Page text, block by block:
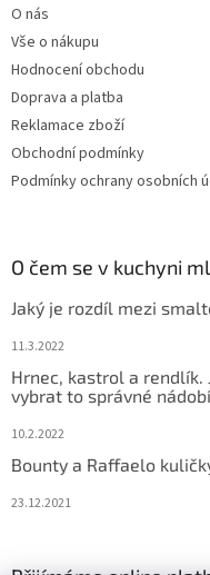
O nás
Vše o nákupu
Hodnocení obchodu
Doprava a platba
Reklamace zboží
Obchodní podmínky
Podmínky ochrany osobních
O čem se v kuchyni
Jaký je rozdíl mezi
11.3.2022
Hrnec, kastrol a rendlík.
vybrat to správné
10.2.2022
Bounty a Raffaelo
23.12.2021